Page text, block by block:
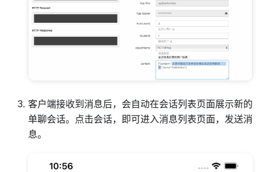
客户端接收到消息后，会自动在会话列表页面展示新的
单聊会话。点击会话，即可进入消息列表页面，发送消
息。